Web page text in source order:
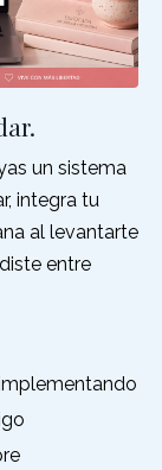
un sistema
integra tu
al levantarte
entre